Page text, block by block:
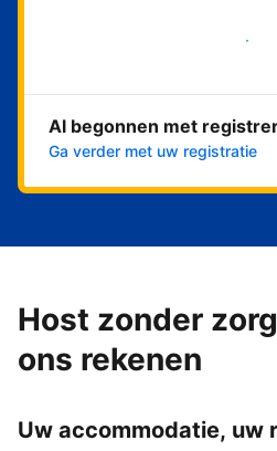
Nu meteen
Al begonnen met
Ga verder met uw registratie
Host zonder
ons rekenen
Uw accommodatie, uw